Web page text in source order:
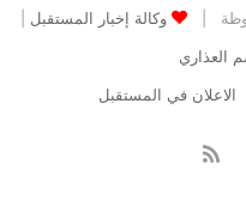
وكالة إخبار المستقبل
العذاري
الاعلان في المستقبل
تيلقرام